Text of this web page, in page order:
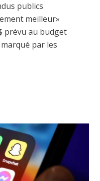
publics
meilleur»
prévu au budget
par les